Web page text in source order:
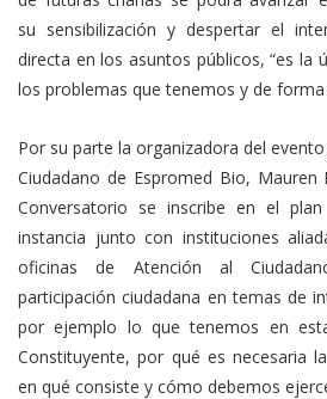
su sensibilización y despertar el
directa en los asuntos públicos, “es la
los problemas que tenemos y de forma
Por su parte la organizadora del
Ciudadano de Espromed Bio, Mauren
Conversatorio se inscribe en el
instancia junto con instituciones
oficinas de Atención al
participación ciudadana en temas de
por ejemplo lo que tenemos en
Constituyente, por qué es necesaria
en qué consiste y cómo debemos